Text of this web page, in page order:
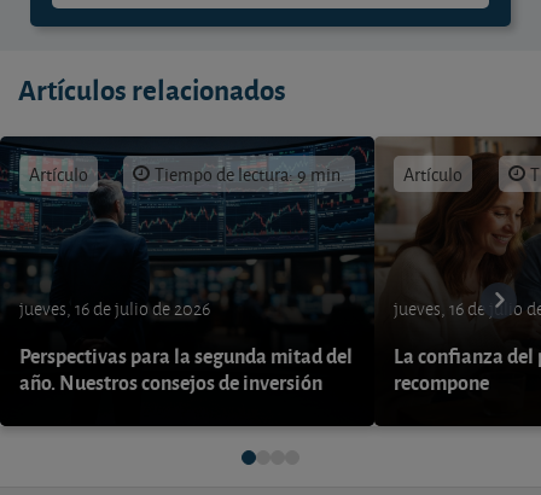
Artículos relacionados
Artículo Tiempo de lectura: 9 min.
jueves, 16 de julio de 2026
Perspectivas para la segunda mitad del
año. Nuestros consejos de inversión
Artículo
jueves, 16 de julio
La confianza del
recompone